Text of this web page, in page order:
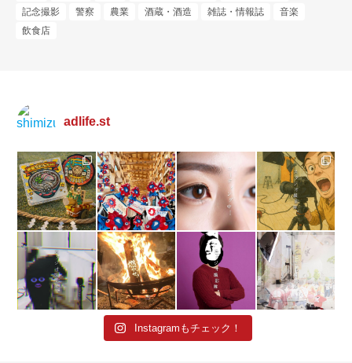
記念撮影
警察 農業 酒蔵・酒造 雑誌・情報誌
音楽
飲食店
adlife.st
Instagramもチェック！